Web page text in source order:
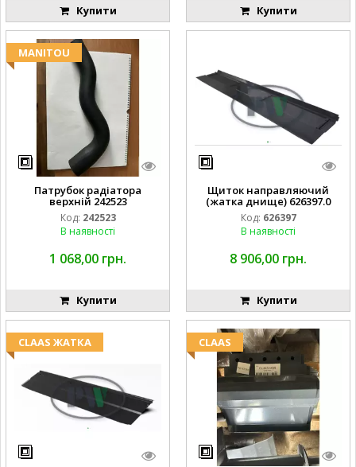
Купити Купити
MANITOU
Патрубок радіатора
верхній 242523
Код: 242523
В наявності
1 068,00 грн.
Купити
Щиток направляючий
(жатка днище) 626397.0
Код: 626397
В наявності
8 906,00 грн.
Купити
CLAAS ЖАТКА CLAAS